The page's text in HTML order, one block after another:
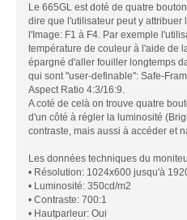
Le 665GL est doté de quatre
dire que l'utilisateur peut y attribuer
l'Image: F1 à F4. Par exemple
température de couleur à l'aide de
épargné d'aller fouiller longtemps
qui sont "user-definable": Safe-
Aspect Ratio 4:3/16:9.
A coté de celà on trouve quatre
d'un côté à régler la luminosité
contraste, mais aussi à accéder et
Les données techniques du
• Résolution: 1024x600 jusqu'à
• Luminosité: 350cd/m2
• Contraste: 700:1
• Hautparleur: Oui